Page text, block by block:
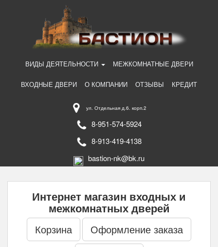
ВИДЫ ДЕЯТЕЛЬНОСТИ МЕЖКОМНАТНЫЕ ДВЕРИ
ВХОДНЫЕ ДВЕРИ О КОМПАНИИ ОТЗЫВЫ КРЕДИТ
ул. Отдельная д.6. корп.2
8-951-574-5924
8-913-419-4138
bastion-nk@bk.ru
Интернет магазин входных и
межкомнатных дверей
Корзина
Оформление заказа